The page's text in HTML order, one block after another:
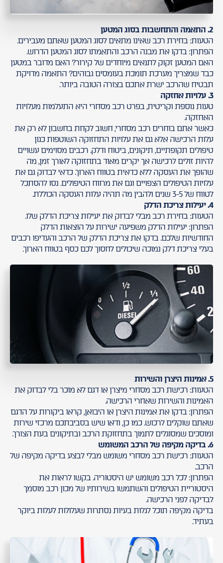
2. התאמה והתחשבות בסוג המטען
הטעות: בחירת רכב שאינו מתאים לסוג המטען שאתם מעבירים.
הפתרון: בדקו את מבנה הרכב והתאמתו לסוג המטען הדרוש.
האם המטען זקוק לתנאים מיוחדים של קירור? האם מדובר במטען
כבד שמצריך מערכת תומכת בעומסים גבוהים? התאמה מדויקת
תבטיח שהרכב ישרת אתכם בצורה הטובה ביותר.
3. עלויות אחזקה
טעות נוספת וקריטית, בפרט רכב מסחרי היא התעלמות מעלויות
האחזקה.
כאשר אתם בוחרים רכב מסחרי, חשוב לקחת בחשבון לא רק את
עלות הרכישה אלא גם את עלויות התחזוקה השוטפות כגון
טיפולים תקופתיים, תיקונים, ביטוח ודלק. רכבים מסוימים עשויים
להיות זולים לרכישה אך יקרים מאוד בתחזוקה לאורך זמן, מה
שהופך את העסקה ללא כדאית בטווח הארוך. כדאי לבדוק גם את
עלויות הטיפולים הצפויים וגם את מרווח הטיפולים. נסו להסתכל
לטווח של 3-5 שנים ולהבין מה תהיה עלות העסקה הכוללת.
4. יעילות צריכת הדלק
הטעות: בחירת רכב מבלי לבדוק את יעילות צריכת הדלק שלו.
הפתרון: יעילות הדלק משפיעה ישירות על הוצאות הדלק
החודשיות שלכם. בדקו את צריכת הדלק של הרכב והעדיפו רכבים
בעלי צריכת דלק נמוכה שיכולים לחסוך לכם כסף בטווח הארוך.
5. אמינות היצרן והשירות
הטעות: רכישת רכב מסחרי מיצרן או דגם לא מוכר בלי לבדוק את
האמינות והשירות שאחרי הרכישה.
הפתרון: בדקו את אמינות היצרן או היבואן, קראו ביקורות על הדגם
שאתם שוקלים לרכוש. כמו כן, ודאו שיש בסביבתכם מרכזי שירות
ומוסכים שמסוגלים לתמוך בתחזוקת הרכב ובתיקונים בעת הצורך.
6. בדיקה מקיפה של הרכב המשומש
הטעות: רכישת רכב מסחרי משומש מבלי לבצע בדיקה מקיפה של
הרכב.
הפתרון: לכל רכב משומש יש היסטוריה. בקשו לראות את
היסטוריית הטיפולים והשתמשו בשירותיו של מכון רכב מוסמך
לבדיקה לפני הרכישה.
בדיקה מקיפה תוכל לגלות בעיות נסתרות שעלולות לעלות ביוקר
בעתיד.